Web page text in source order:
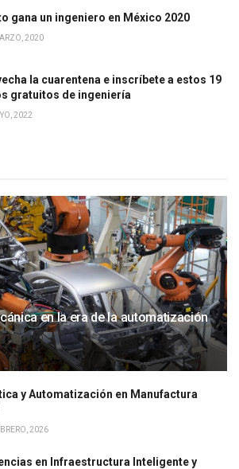
gana un ingeniero en México 2020
2020
la cuarentena e inscríbete a estos 19
gratuitos de ingeniería
2022
en la era de la automatización
y Automatización en Manufactura
2026
en Infraestructura Inteligente y